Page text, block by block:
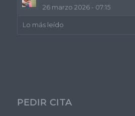
26 marzo 2026 - 07:15
Lo más leído
PEDIR CITA